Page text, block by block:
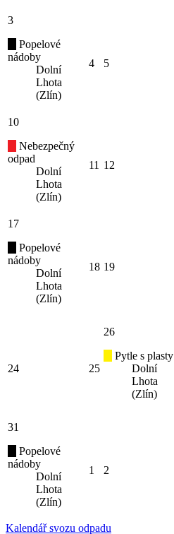
3
Popelové
nádoby
Dolní
Lhota
(Zlín)
4 5
10
Nebezpečný
odpad
Dolní
Lhota
(Zlín)
11 12
17
Popelové
nádoby
Dolní
Lhota
(Zlín)
18 19
24 25
26
Pytle s plasty
Dolní
Lhota
(Zlín)
31
Popelové
nádoby
Dolní
Lhota
(Zlín)
1 2
Kalendář svozu odpadu